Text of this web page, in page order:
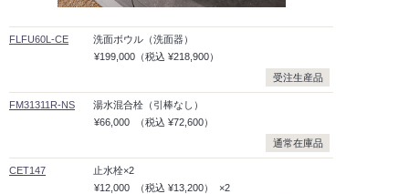
FLFU60L-CE
洗面ボウル（洗面器）
¥199,000 （税込 ¥218,900）
受注生産品
FM31311R-NS
湯水混合栓（引棒なし）
¥66,000
（税込 ¥72,600）
通常在庫品
CET147
止水栓×2
¥12,000
（税込 ¥13,200）
×2